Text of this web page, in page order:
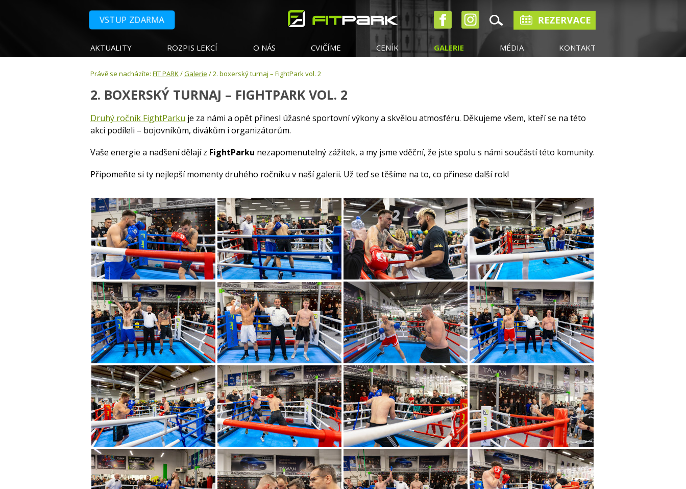
VSTUP ZDARMA
AKTUALITY ROZPIS LEKCÍ O NÁS CVIČÍME CENÍK GALERIE MÉDIA KONTAKT
Právě se nacházíte: FIT PARK/Galerie / 2. boxerský turnaj – FightPark vol. 2
2. BOXERSKÝ TURNAJ – FIGHTPARK VOL. 2
Druhý ročník FightParku je za námi a opět přinesl úžasné sportovní výkony a skvělou atmosféru. Děkujeme všem, kteří se na této
akci podíleli – bojovníkům, divákům i organizátorům.
Vaše energie a nadšení dělají z FightParku nezapomenutelný zážitek, a my jsme vděční, že jste spolu s námi součástí této komunity.
Připomeňte si ty nejlepší momenty druhého ročníku v naší galerii. Už teď se těšíme na to, co přinese další rok!